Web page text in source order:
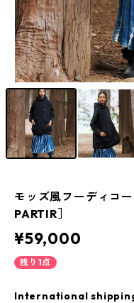
モッズ風フーディコ
PARTIR］
¥59,000
残り1点
International